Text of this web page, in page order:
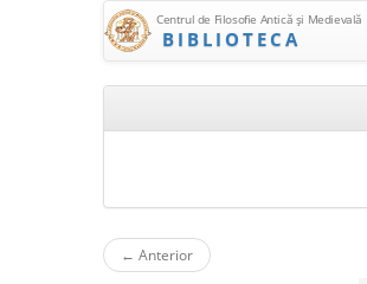
Centrul de Filosofie Antică şi Medievală
BIBLIOTECA
← Anterior